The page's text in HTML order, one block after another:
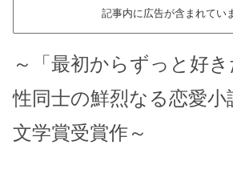
記事内に広告が含まれてい
～「最初からずっと好
性同士の鮮烈なる恋愛小
文学賞受賞作～